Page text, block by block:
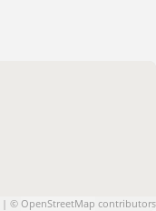
| © OpenStreetMap contributors